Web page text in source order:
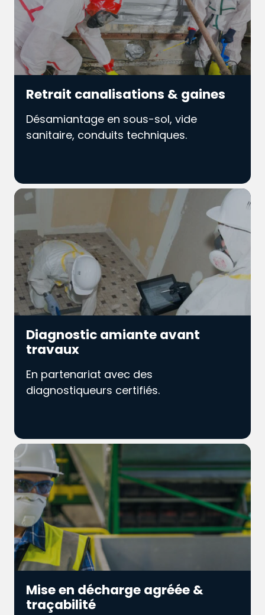
Retrait canalisations & gaines
Désamiantage en sous-sol, vide
sanitaire, conduits techniques.
Diagnostic amiante avant
travaux
En partenariat avec des
diagnostiqueurs certifiés.
Mise en décharge agréée &
traçabilité